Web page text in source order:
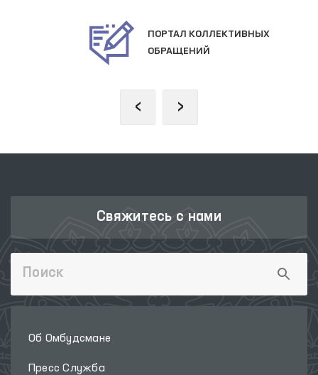
ПОРТАЛ КОЛЛЕКТИВНЫХ
ОБРАЩЕНИЙ
‹ ›
Свяжитесь с нами
Об Омбудсмане
Пресс Служба